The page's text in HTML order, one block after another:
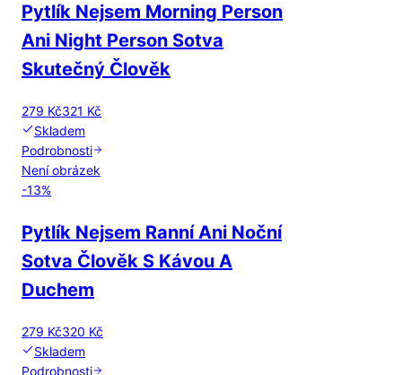
Pytlík Nejsem Morning Person
Ani Night Person Sotva
Skutečný Člověk
279 Kč321 Kč
Skladem
Podrobnosti
Není obrázek
-13%
Pytlík Nejsem Ranní Ani Noční
Sotva Člověk S Kávou A
Duchem
279 Kč320 Kč
Skladem
Podrobnosti